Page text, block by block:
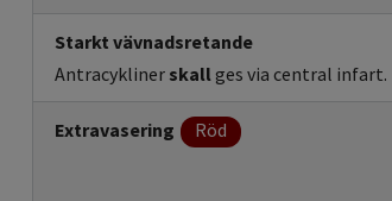
Starkt vävnadsretande
Antracykliner skallges via central infart.
Extravasering Röd